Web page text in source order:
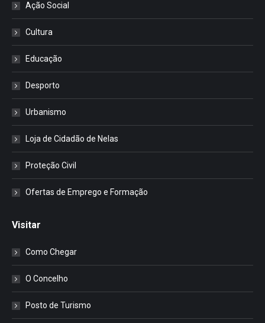
Ação Social
Cultura
Educação
Desporto
Urbanismo
Loja de Cidadão de Nelas
Proteção Civil
Ofertas de Emprego e Formação
Visitar
Como Chegar
O Concelho
Posto de Turismo